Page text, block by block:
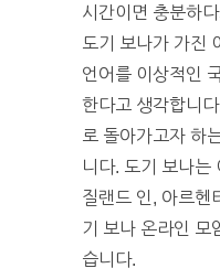
시간이면 충분하
도기 보나가 가진
언어를 이상적인
한다고 생각합니
로 돌아가고자 하
니다. 도기 보나는
질랜드 인, 아르헨
기 보나 온라인 모
습니다.